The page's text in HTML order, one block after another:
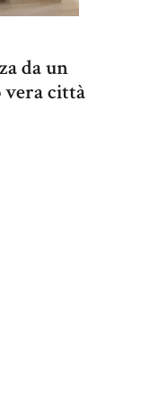
da un
vera città